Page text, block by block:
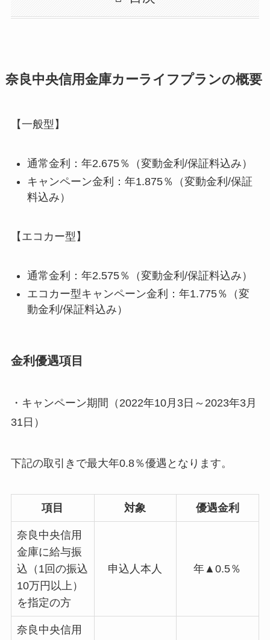
奈良中央信用金庫カーライフプランの概要
【一般型】
通常金利：年2.675％（変動金利/保証料込み）
キャンペーン金利：年1.875％（変動金利/保証
料込み）
【エコカー型】
通常金利：年2.575％（変動金利/保証料込み）
エコカー型キャンペーン金利：年1.775％（変
動金利/保証料込み）
金利優遇項目
・キャンペーン期間（2022年10月3日～2023年3月
31日）
下記の取引きで最大年0.8％優遇となります。
項目 対象 優遇金利
奈良中央信用
金庫に給与振
込（1回の振込
10万円以上）
を指定の方
申込人本人 年▲0.5％
奈良中央信用